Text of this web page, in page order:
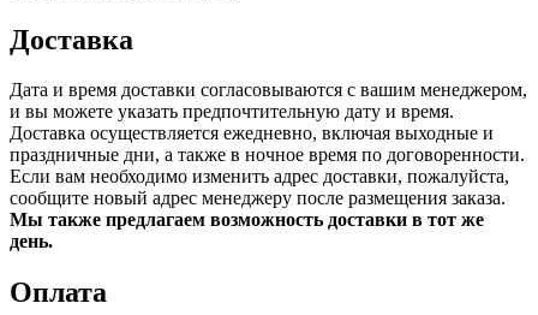
Доставка
Дата и время доставки согласовываются с вашим менеджером,
и вы можете указать предпочтительную дату и время.
Доставка осуществляется ежедневно, включая выходные и
праздничные дни, а также в ночное время по договоренности.
Если вам необходимо изменить адрес доставки, пожалуйста,
сообщите новый адрес менеджеру после размещения заказа.
Мы также предлагаем возможность доставки в тот же
день.
Оплата